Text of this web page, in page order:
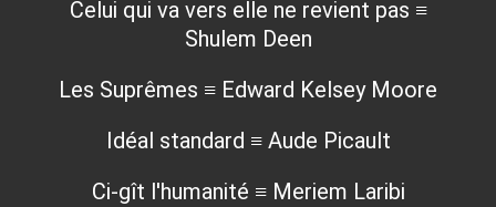
Celui qui va vers elle ne revient pas ≡
Shulem Deen
Les Suprêmes ≡ Edward Kelsey Moore
Idéal standard ≡ Aude Picault
Ci-gît l'humanité ≡ Meriem Laribi